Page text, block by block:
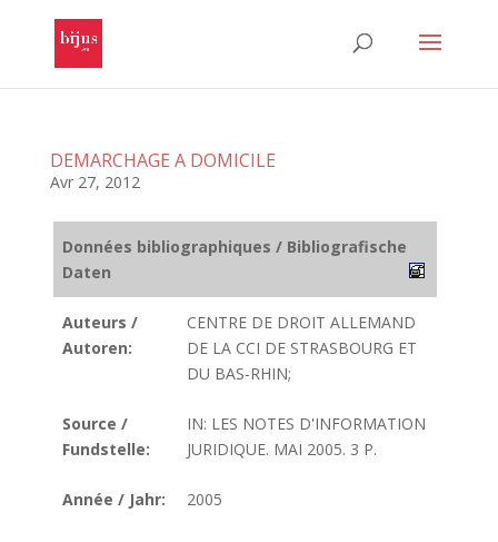
DEMARCHAGE A DOMICILE
Avr 27, 2012
Données bibliographiques / Bibliografische
Daten
Auteurs /
Autoren:
CENTRE DE DROIT ALLEMAND
DE LA CCI DE STRASBOURG ET
DU BAS-RHIN;
Source /
Fundstelle:
IN: LES NOTES D'INFORMATION
JURIDIQUE. MAI 2005. 3 P.
Année / Jahr: 2005